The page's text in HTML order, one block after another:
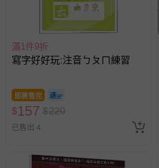
滿1件9折
寫字好好玩:注音ㄅㄆㄇ練習
即將售完
$157 $220
已售出 4